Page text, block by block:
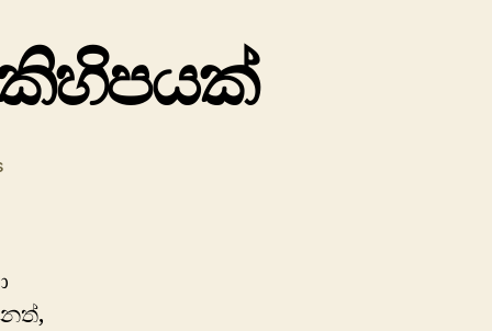
කිහිපයක්
on
කිහිපයක්